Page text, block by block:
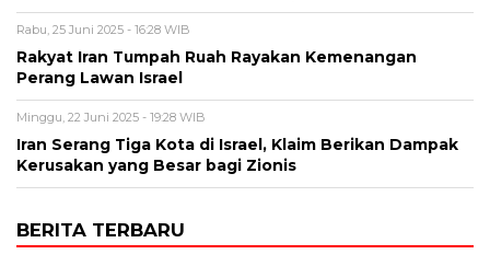
Rabu, 25 Juni 2025 - 16:28 WIB
Rakyat Iran Tumpah Ruah Rayakan Kemenangan
Perang Lawan Israel
Minggu, 22 Juni 2025 - 19:28 WIB
Iran Serang Tiga Kota di Israel, Klaim Berikan Dampak
Kerusakan yang Besar bagi Zionis
BERITA TERBARU